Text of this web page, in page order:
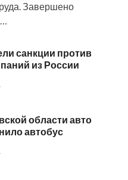
Завершено
санкции против
из России
области авто
автобус